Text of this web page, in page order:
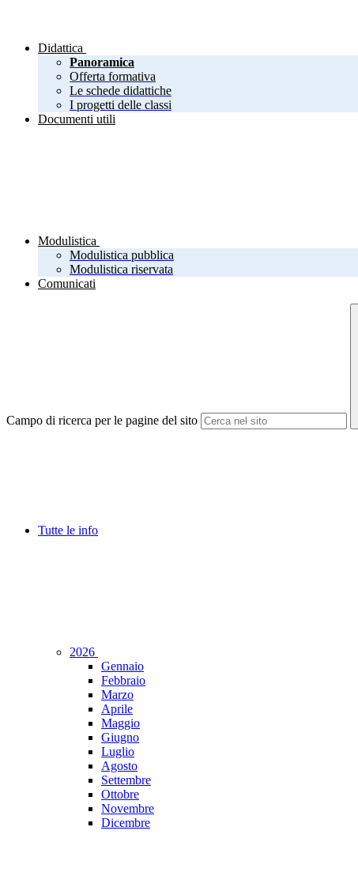
Didattica
Panoramica
Offerta formativa
Le schede didattiche
I progetti delle classi
Documenti utili
Modulistica
Modulistica pubblica
Modulistica riservata
Comunicati
Campo di ricerca per le pagine del sito
Tutte le info
2026
Gennaio
Febbraio
Marzo
Aprile
Maggio
Giugno
Luglio
Agosto
Settembre
Ottobre
Novembre
Dicembre